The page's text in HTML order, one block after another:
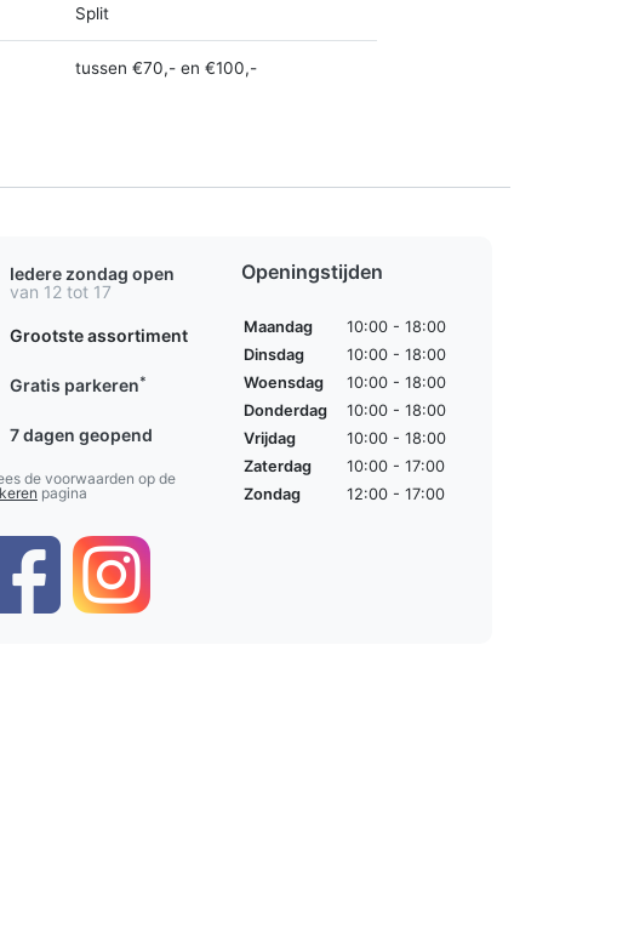
Split
tussen €70,- en €100,-
Iedere zondag open
van 12 tot 17
Grootste assortiment
Gratis parkeren*
7 dagen geopend
de voorwaarden op de
pagina
Openingstijden
Maandag
10:00 - 18:00
Dinsdag
10:00 - 18:00
Woensdag
10:00 - 18:00
Donderdag
10:00 - 18:00
Vrijdag
10:00 - 18:00
Zaterdag
10:00 - 17:00
Zondag
12:00 - 17:00